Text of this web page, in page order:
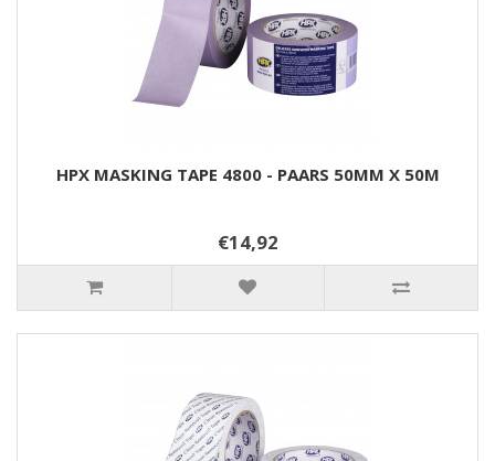
HPX MASKING TAPE 4800 - PAARS 50MM X 50M
€14,92